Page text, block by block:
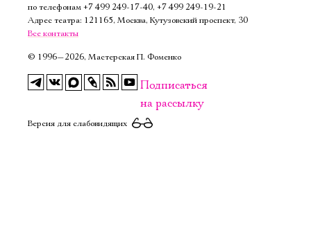
по телефонам +7 499 249‑17‑40, +7 499 249‑19‑21
Адрес театра: 121165, Москва, Кутузовский проспект, 30
Все контакты
© 1996—2026, Мастерская П. Фоменко
Подписаться
на рассылку
Версия для слабовидящих